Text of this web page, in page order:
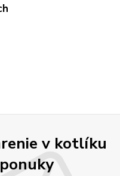
v kotlíku